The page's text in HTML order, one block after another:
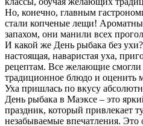
Но, конечно, главным
стали копченые лещи!
запахом, они манили всех
И какой же День рыбака без
настоящая, наваристая уха,
рецептам. Все желающие смогли
традиционное блюдо и оценить
Уха пришлась по вкусу
День рыбака в Маэксе – это
праздник, который привлекает
незабываемые впечатления.